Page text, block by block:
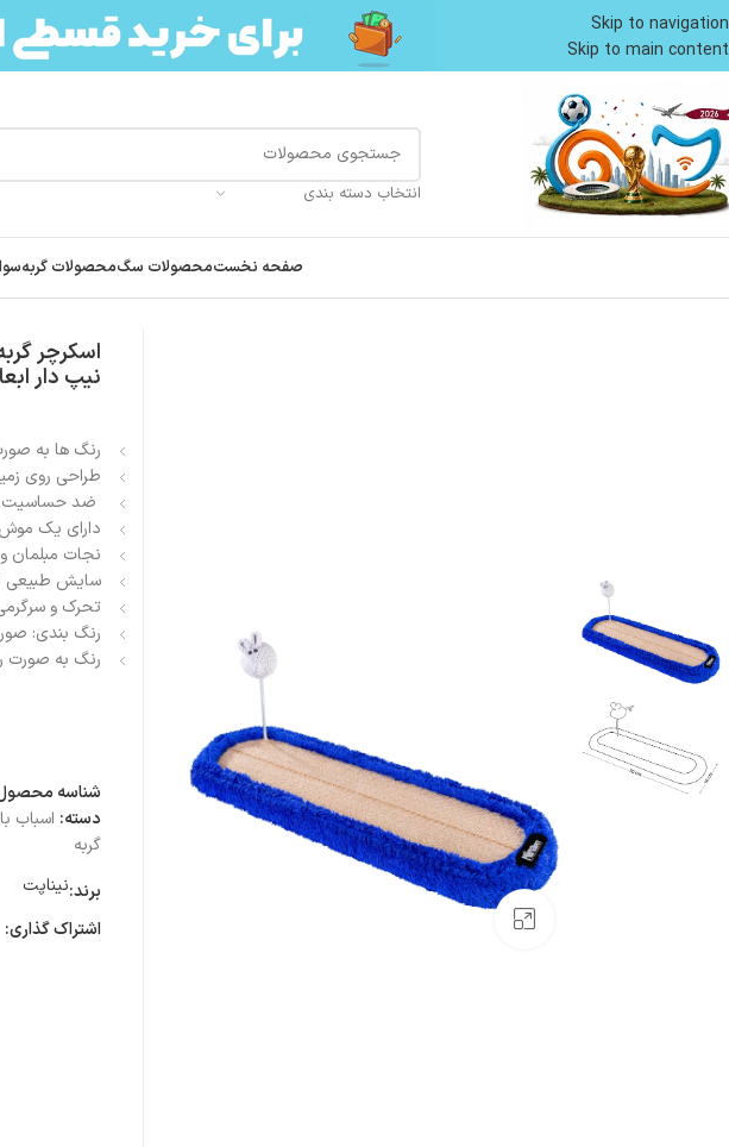
Skip to navigation
Skip to main content
انتخاب دسته بندی
صفحه نخستمحصولات سگمحصولات گربه
اسکرچر
نیپ دار ابعاد 50×16 سانتی متر
رنگ ها به
طراحی روی زمین و
ضد حساسیت
دارای یک
نجات مبلمان
سایش طبیعی
تحرک و
رنگ بندی:
رنگ به صورت
شناسه
دسته: اسباب
گربه
برند:نیناپت
اشتراک گذاری: